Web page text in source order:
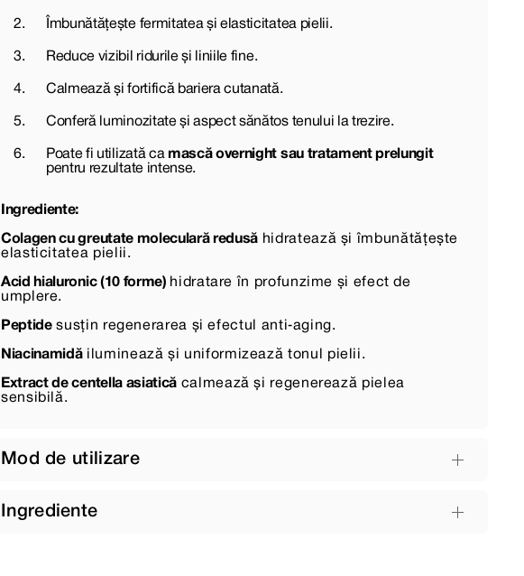
Îmbunătățește fermitatea și elasticitatea pielii.
Reduce vizibil ridurile și liniile fine.
Calmează și fortifică bariera cutanată.
Conferă luminozitate și aspect sănătos tenului la trezire.
Poate fi utilizată ca mască overnight sau tratament prelungit
pentru rezultate intense.
Ingrediente:
Colagen cu greutate moleculară redusă hidratează și îmbunătățește
elasticitatea pielii.
Acid hialuronic (10 forme) hidratare în profunzime și efect de
umplere.
Peptidesusțin regenerarea și efectul anti‑aging.
Niacinamidăiluminează și uniformizează tonul pielii.
Extract de centella asiatică calmează și regenerează pielea
sensibilă.
Mod de utilizare
Ingrediente